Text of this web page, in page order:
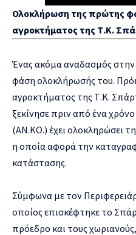
Ολοκλήρωση της πρώτης
αγροκτήματος της Τ.Κ.
Ένας ακόμα αναδασμός στην
φάση ολοκλήρωσής του.
αγροκτήματος της Τ.Κ.
ξεκίνησε πριν από ένα
(ΑΝ.ΚΟ.) έχει ολοκληρώσει
η οποία αφορά την
κατάστασης.
Σύμφωνα με τον
οποίος επισκέφτηκε το
πρόεδρο και τους χωριανούς,